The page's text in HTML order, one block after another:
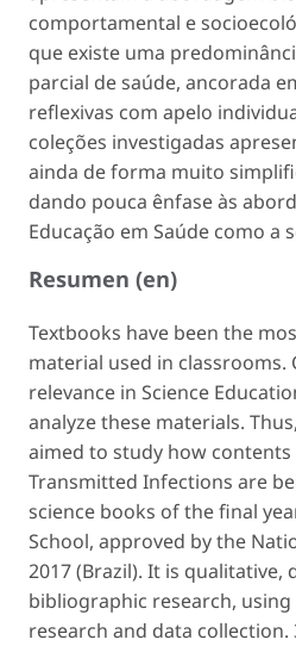
comportamental e
que existe uma
parcial de saúde, ancorada
reflexivas com apelo
coleções investigadas
ainda de forma muito
dando pouca ênfase às
Educação em Saúde como a
Resumen (en)
Textbooks have been the
material used in classrooms.
relevance in Science
analyze these materials.
aimed to study how contents
Transmitted Infections are
science books of the final
School, approved by the
2017 (Brazil). It is qualitative,
bibliographic research,
research and data collection.